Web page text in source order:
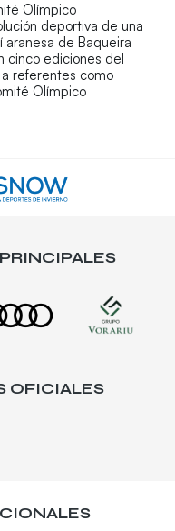
Olímpico
deportiva de una
de Baqueira
cinco ediciones del
referentes como
Olímpico
OFICIALES